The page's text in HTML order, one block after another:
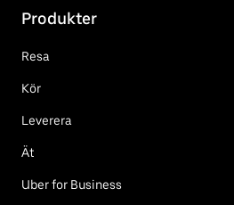
Produkter
Resa
Kör
Leverera
Ät
Uber for Business